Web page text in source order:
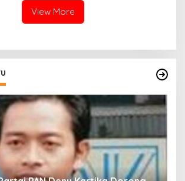
View More